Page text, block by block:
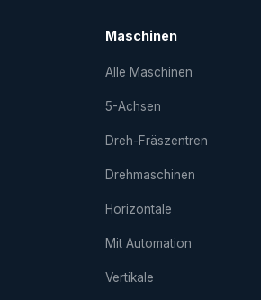
Maschinen
Alle Maschinen
5-Achsen
Dreh-Fräs­zentren
Drehmaschinen
Horizontale
Mit Automation
Vertikale